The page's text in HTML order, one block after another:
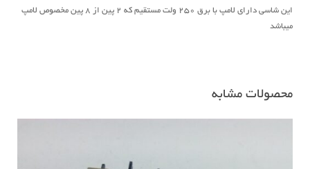
این شاسی دارای لامپ با برق ۲۵۰ ولت مستقیم که ۲ پین از ۸ پین مخصوص لامپ
میباشد
محصولات مشابه